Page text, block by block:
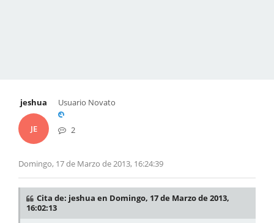
jeshua
JE
Usuario Novato
2
Domingo, 17 de Marzo de 2013, 16:24:39
Cita de: jeshua en Domingo, 17 de Marzo de 2013,
16:02:13